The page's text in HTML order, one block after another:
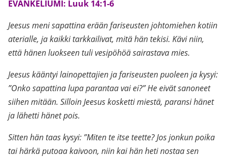
EVANKELIUMI: Luuk 14:1-6
Jeesus meni sapattina erään fariseusten johtomiehen kotiin
aterialle, ja kaikki tarkkailivat, mitähän tekisi. Kävi niin,
että hänen luokseen tuli vesipöhöä sairastava mies.
Jeesus kääntyi lainopettajien ja fariseusten puoleen ja kysyi:
”Onko sapattina lupa parantaa vai ei?” He eivät sanoneet
siihen mitään. Silloin Jeesus kosketti miestä, paransi hänet
ja lähetti hänet pois.
Sitten hän taas kysyi: ”Miten te itse teette? Jos jonkun poika
tai härkä putoaa kaivoon, niin kai hän heti nostaa sen